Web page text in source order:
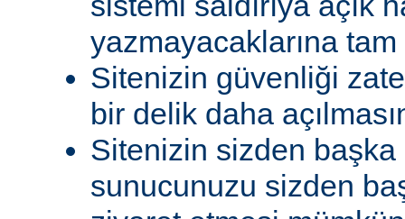
yazmayacaklarına
Sitenizin güvenliği
bir delik daha
Sitenizin sizden başka
sunucunuzu sizden